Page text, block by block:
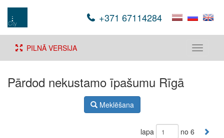
+371 67114284
Toggle
PILNĀ VERSIJA
Pārdod nekustamo īpašumu Rīgā
Meklēšana
lapa no 6